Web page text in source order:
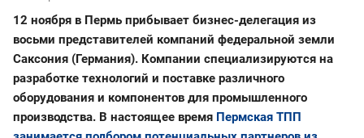
12 ноября в Пермь прибывает бизнес-делегация из
восьми представителей компаний федеральной земли
Саксония (Германия). Компании специализируются на
разработке технологий и поставке различного
оборудования и компонентов для промышленного
производства. В настоящее время Пермская ТПП